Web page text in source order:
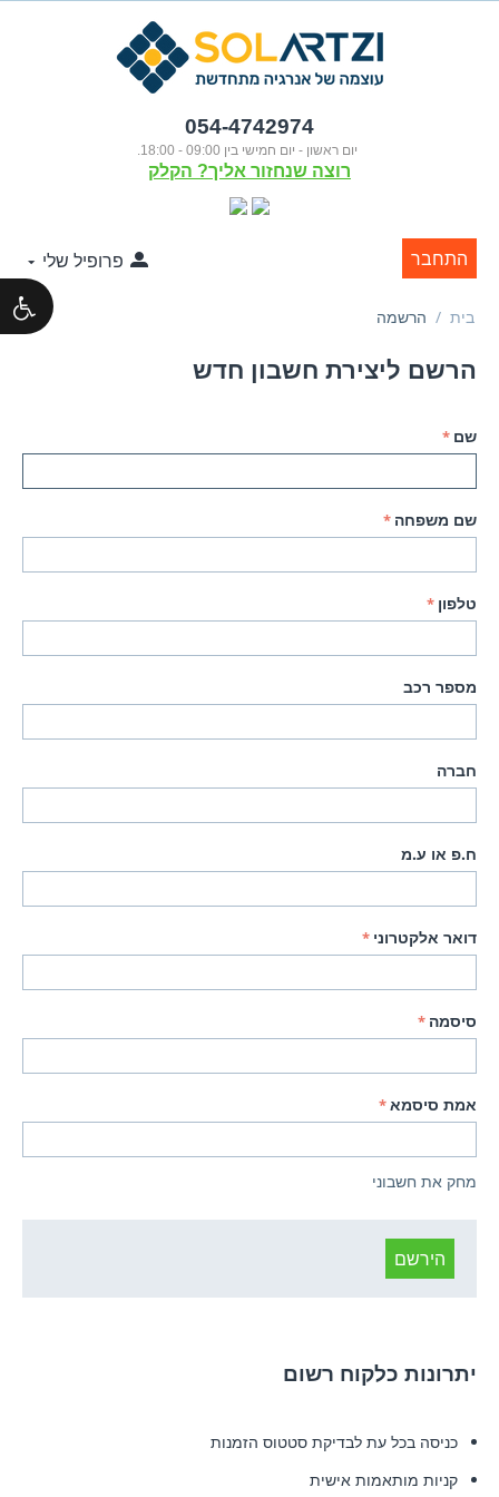
054-4742974
יום ראשון - יום חמישי בין 09:00 - 18:00.
רוצה שנחזור אליך? הקלק
התחבר פרופיל שלי
בית / הרשמה
הרשם ליצירת חשבון חדש
שם
שם משפחה
טלפון
מספר רכב
חברה
ח.פ או ע.מ
דואר אלקטרוני
סיסמה
אמת סיסמא
מחק את חשבוני
הירשם
יתרונות כלקוח רשום
כניסה בכל עת לבדיקת סטטוס הזמנות
קניות מותאמות אישית